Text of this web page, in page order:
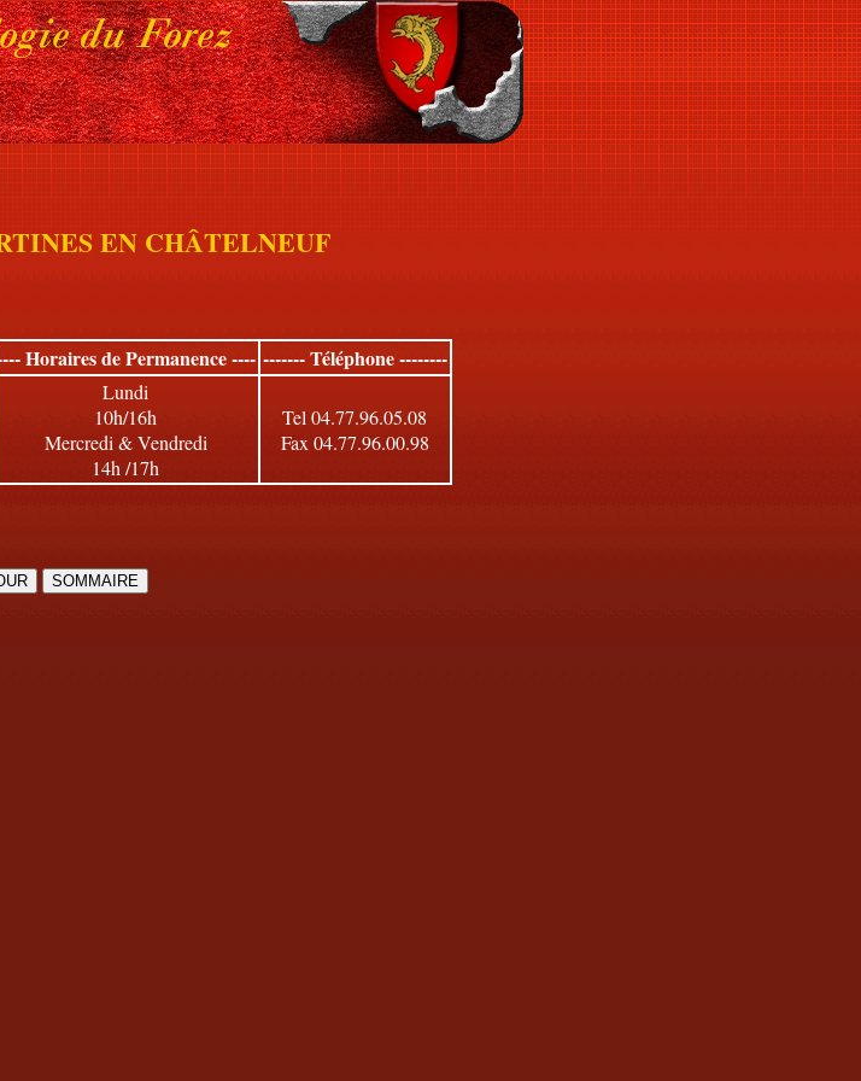
EN CHÂTELNEUF
Horaires de Permanence ---- ------- Téléphone --------
Lundi
10h/16h
Mercredi & Vendredi
14h /17h
Tel 04.77.96.05.08
Fax 04.77.96.00.98